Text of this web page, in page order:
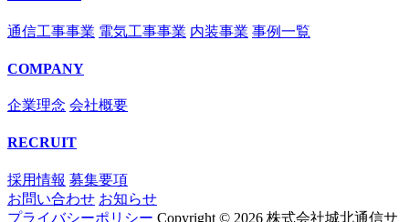
通信工事事業 電気工事事業 内装事業 事例一覧
COMPANY
企業理念 会社概要
RECRUIT
採用情報 募集要項
お問い合わせ お知らせ
プライバシーポリシー Copyright © 2026 株式会社城北通信サ